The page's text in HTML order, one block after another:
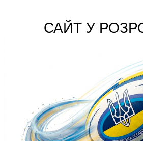
САЙТ У